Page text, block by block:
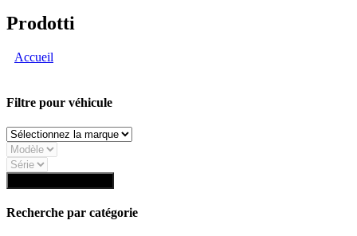
Prodotti
Accueil
Filtre pour véhicule
Recherche par catégorie